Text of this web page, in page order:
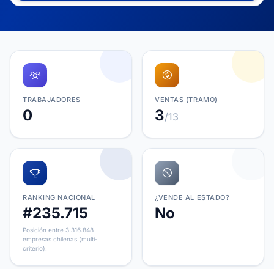
TRABAJADORES
0
VENTAS (TRAMO)
3/13
RANKING NACIONAL
#235.715
Posición entre 3.316.848
empresas chilenas (multi-
criterio).
¿VENDE AL ESTADO?
No